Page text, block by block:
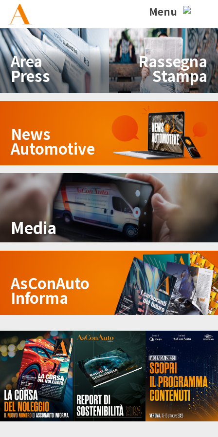
Menu
Area
Press
Rassegna
Stampa
News
Automotive
Media
AsConAuto
Informa